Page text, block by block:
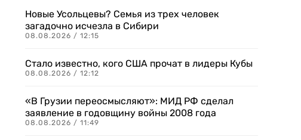
Новые Усольцевы? Семья из трех человек
загадочно исчезла в Сибири
08.08.2026 / 12:15
Стало известно, кого США прочат в лидеры Кубы
08.08.2026 / 12:12
«В Грузии переосмысляют»: МИД РФ сделал
заявление в годовщину войны 2008 года
08.08.2026 / 11:49